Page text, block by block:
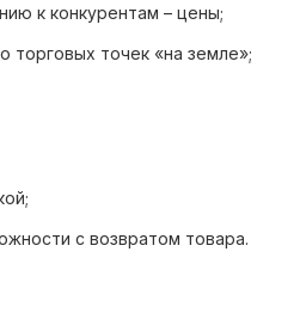
к конкурентам – цены;
торговых точек «на земле»;
самовывоза, так и доставки на
с возвратом товара.